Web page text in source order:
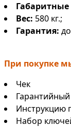
Вес: 580 кг.;
Гарантия:
При покупке
Чек
Инструкцию
Набор